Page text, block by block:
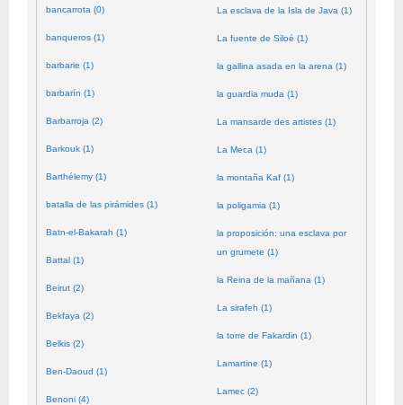
bancarrota (0)
banqueros (1)
barbarie (1)
barbarín (1)
Barbarroja (2)
Barkouk (1)
Barthélemy (1)
batalla de las pirámides (1)
Batn-el-Bakarah (1)
Battal (1)
Beirut (2)
Bekfaya (2)
Belkis (2)
Ben-Daoud (1)
Benoni (4)
La esclava de la Isla de Java (1)
La fuente de Siloé (1)
la gallina asada en la arena (1)
la guardia muda (1)
La mansarde des artistes (1)
La Meca (1)
la montaña Kaf (1)
la poligamia (1)
la proposición: una esclava por
un grumete (1)
la Reina de la mañana (1)
La sirafeh (1)
la torre de Fakardin (1)
Lamartine (1)
Lamec (2)